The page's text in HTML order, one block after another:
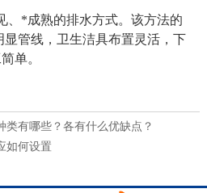
*成熟的排水方式。该方法的
显管线，卫生洁具布置灵活，下
单。
类有哪些？各有什么优缺点？
如何设置